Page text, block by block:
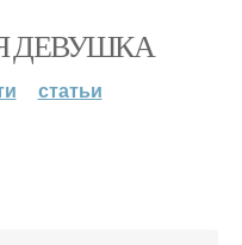
ДЕВУШКА
статьи